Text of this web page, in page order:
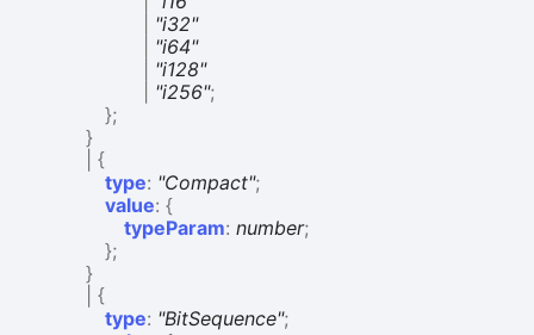
"i32"
"i64"
"i128"
"i256";
};
}
{
type: "Compact";
value: {
typeParam: number;
};
}
{
type: "BitSequence";